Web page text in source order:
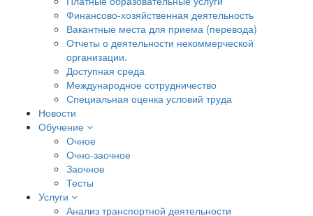
Финансово-хозяйственная деятельность
Вакантные места для приема (перевода)
Отчеты о деятельности некоммерческой
организации.
Доступная среда
Международное сотрудничество
Специальная оценка условий труда
Новости
Обучение
Очное
Очно-заочное
Заочное
Тесты
Услуги
Анализ транспортной деятельности